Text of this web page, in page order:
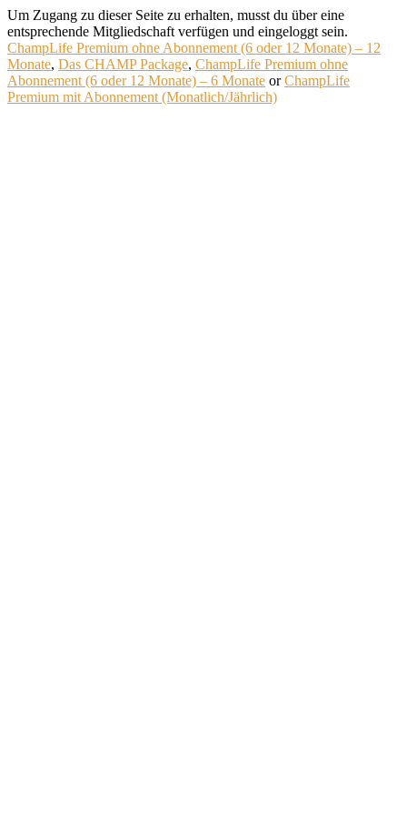
Um Zugang zu dieser Seite zu erhalten, musst du über eine
entsprechende Mitgliedschaft verfügen und eingeloggt sein.
ChampLife Premium ohne Abonnement (6 oder 12 Monate) – 12
Monate, Das CHAMP Package, ChampLife Premium ohne
Abonnement (6 oder 12 Monate) – 6 Monate orChampLife
Premium mit Abonnement (Monatlich/Jährlich)